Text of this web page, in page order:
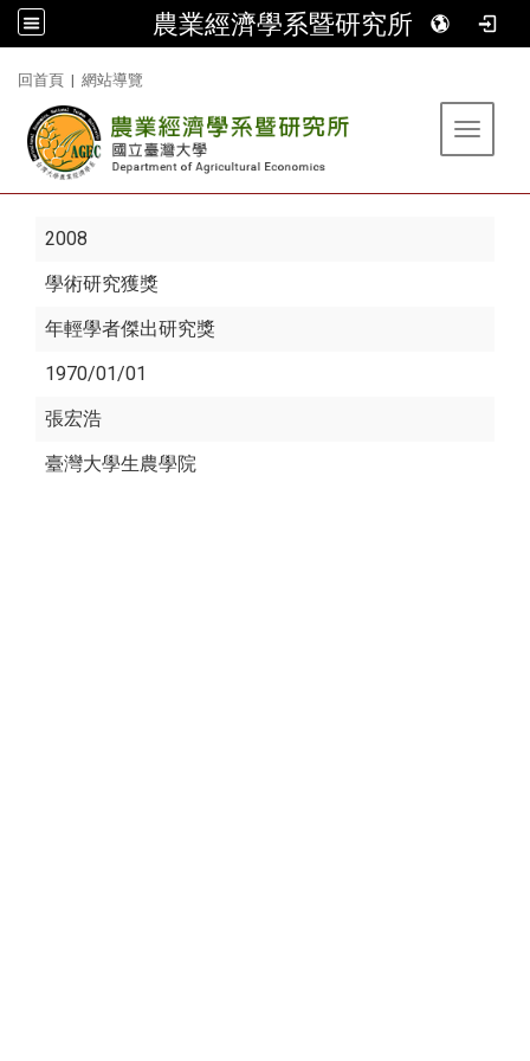
農業經濟學系暨研究所
回首頁 | 網站導覽
Toggle
2008
學術研究獲獎
年輕學者傑出研究獎
1970/01/01
張宏浩
臺灣大學生農學院